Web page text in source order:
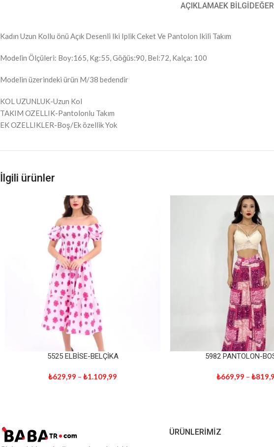
AÇIKLAMAEK BILGI
Kadın Uzun Kollu önü Açık Desenli Iki Iplik Ceket Ve Pantolon Ikili Takım
Modelin Ölçüleri: Boy:165, Kg:55, Göğüs:90, Bel:72, Kalça: 100
Modelin üzerindeki ürün M/38 bedendir
KOL UZUNLUK-Uzun Kol
TAKIM OZELLIK-Pantolonlu Takım
EK OZELLIKLER-Boş/Ek özellik Yok
İlgili ürünler
5525 ELBİSE-BELÇİKA
₺629,99 – ₺1.109,99
5982 PANTOLON-
₺669,99 – ₺
ÜRÜNLERIMIZ